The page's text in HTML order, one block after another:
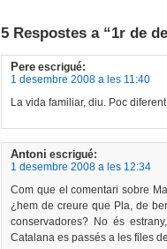
5 Respostes a “1r de
Pere escrigué:
1 desembre 2008 a les 11:40
La vida familiar, diu. Poc
Antoni escrigué:
1 desembre 2008 a les 12:34
Com que el comentari sobre
¿hem de creure que Pla, de
conservadores? No és
Catalana es passés a les files